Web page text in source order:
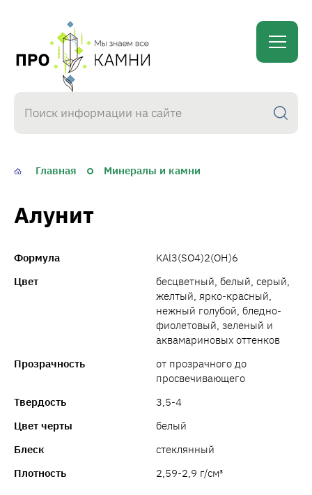
proKamni
Главная Минералы и камни
Алунит
Формула
KAl3(SO4)2(OH)6
Цвет
бесцветный, белый, серый,
желтый, ярко-красный,
нежный голубой, бледно-
фиолетовый, зеленый и
аквамариновых оттенков
Прозрачность
от прозрачного до
просвечивающего
Твердость
3,5-4
Цвет черты
белый
Блеск
стеклянный
Плотность
2,59-2,9 г/см³